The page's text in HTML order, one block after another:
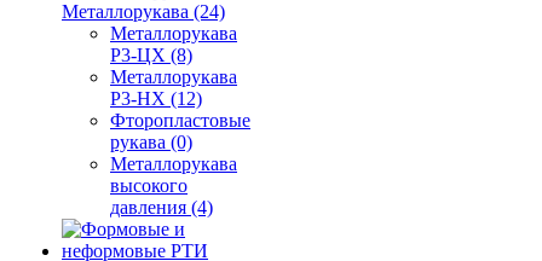
Металлорукава (24)
Металлорукава
Р3-ЦХ (8)
Металлорукава
Р3-НХ (12)
Фторопластовые
рукава (0)
Металлорукава
высокого
давления (4)